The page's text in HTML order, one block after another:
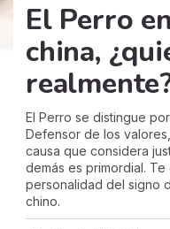
El Perro
china,
El Perro se distingue
Defensor de los
causa que considera
demás es primordial.
personalidad del signo
chino.